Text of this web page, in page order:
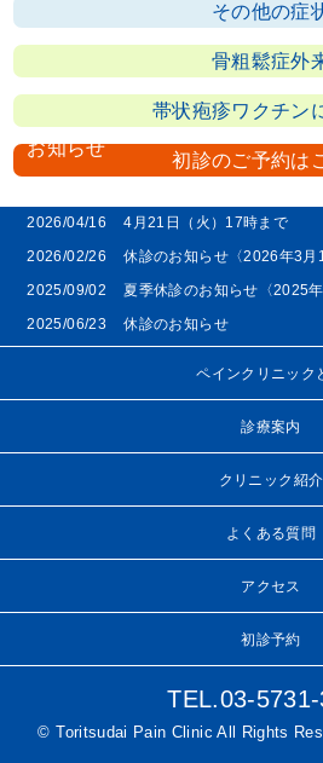
その他の症
骨粗鬆症外
帯状疱疹ワクチン
初診のご予約は
お知らせ
2026/04/16
4月21日（火）17時まで
2026/02/26
休診のお知らせ〈2026年3月
2025/09/02
夏季休診のお知らせ〈2025
2025/06/23
休診のお知らせ
ペインクリニック
診療案内
クリニック紹介
よくある質問
アクセス
初診予約
TEL.03-
© Toritsudai Pain Clinic All Rights